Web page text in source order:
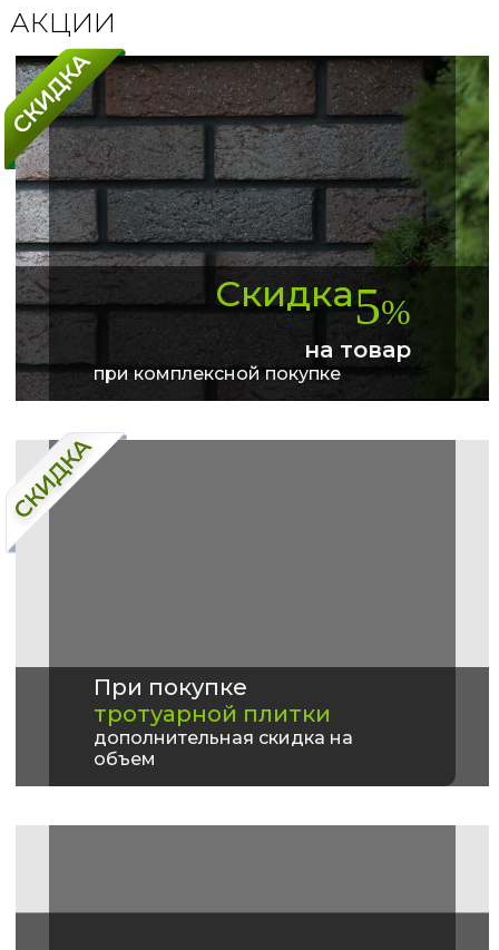
АКЦИИ
Скидка5%
на товар
при комплексной покупке
При покупке
тротуарной плитки
дополнительная скидка на
объем